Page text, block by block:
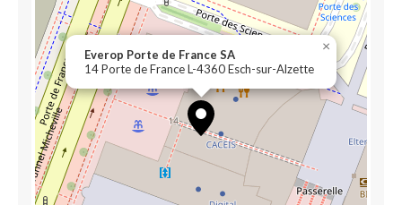
Everop Porte de France SA
14 Porte de France L-4360 Esch-sur-Alzette
×